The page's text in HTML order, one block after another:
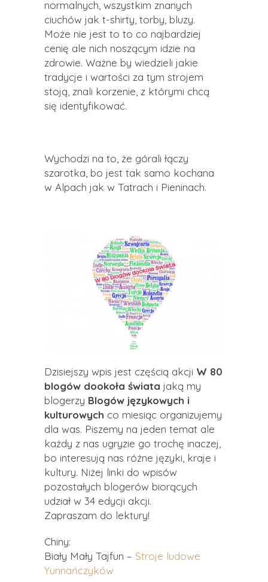
normalnych, wszystkim znanych
ciuchów jak t-shirty, torby, bluzy.
Może nie jest to to co najbardziej
cenię ale nich noszącym idzie na
zdrowie. Ważne by wiedzieli jakie
tradycje i wartości za tym strojem
stoją, znali korzenie, z którymi chcą
się identyfikować.
Wychodzi na to, że górali łączy
szarotka, bo jest tak samo kochana
w Alpach jak w Tatrach i Pieninach.
Dzisiejszy wpis jest częścią akcji W 80
blogów dookoła świata jaką my
blogerzy Blogów językowych i
kulturowych co miesiąc organizujemy
dla was. Piszemy na jeden temat ale
każdy z nas ugryzie go trochę inaczej,
bo interesują nas różne języki, kraje i
kultury. Niżej linki do wpisów
pozostałych blogerów biorących
udział w 34 edycji akcji.
Zapraszam do lektury!
Chiny:
Biały Mały Tajfun – Stroje ludowe
Yunnańczyków